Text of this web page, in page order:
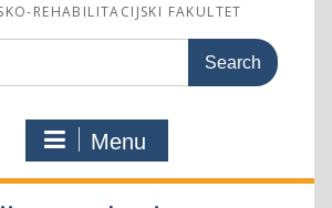
REHABILITACIJSKI FAKULTET
Menu